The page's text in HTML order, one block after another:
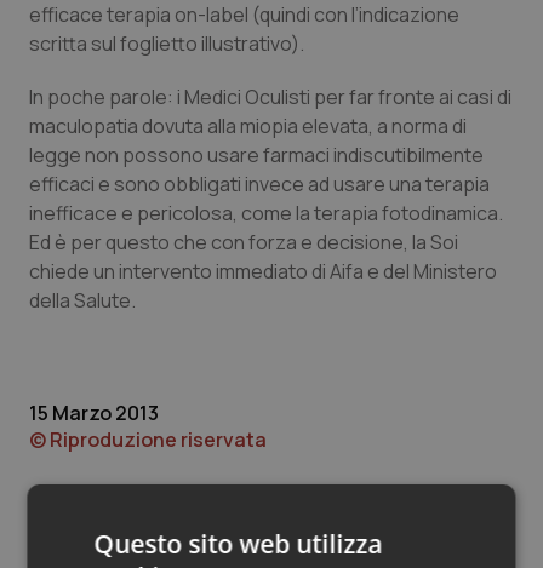
Valle D’Aosta
Veneto
Oncodermatologia
Oncoematologia
Oncologia & Nutrizione
Psoriasi & pelle
Quotidiano Cardiologia
Quotidiano Oncologia
Rene & patologie urogenitali
efficace terapia on-label (quindi con l’indicazione
scritta sul foglietto illustrativo).
In poche parole: i Medici Oculisti per far fronte ai casi di
maculopatia dovuta alla miopia elevata, a norma di
legge non possono usare farmaci indiscutibilmente
efficaci e sono obbligati invece ad usare una terapia
inefficace e pericolosa, come la terapia fotodinamica.
Ed è per questo che con forza e decisione, la Soi
chiede un intervento immediato di Aifa e del Ministero
della Salute.
15 Marzo 2013
© Riproduzione riservata
Questo sito web utilizza